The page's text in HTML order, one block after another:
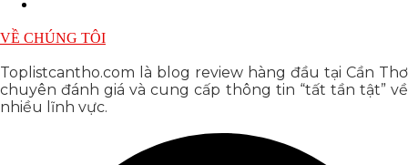
VỀ CHÚNG TÔI
Toplistcantho.com là blog review hàng đầu tại Cần Thơ
chuyên đánh giá và cung cấp thông tin “tất tần tật” về
nhiều lĩnh vực.